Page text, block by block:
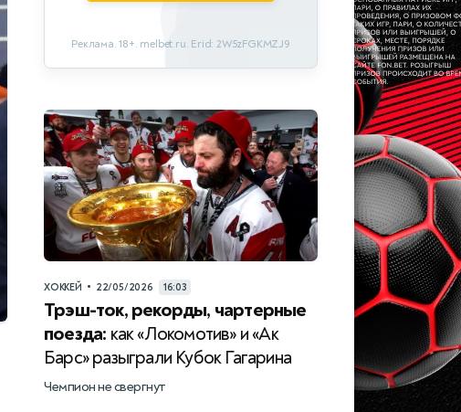
Реклама. 18+. melbet.ru. Erid: 2W5zFGKMZJ9
ХОККЕЙ • 22/05/2026 16:03
Трэш-ток, рекорды, чартерные
поезда: как «Локомотив» и «Ак
Барс» разыграли Кубок Гагарина
Чемпион не свергнут